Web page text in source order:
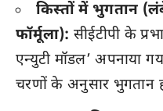
किस्तों में भुगतान
फॉर्मूला): सीईटीपी के
एन्युटी मॉडल’ अपनाया
चरणों के अनुसार भुगतान